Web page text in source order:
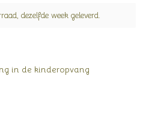
dezelfde week geleverd.
in de kinderopvang